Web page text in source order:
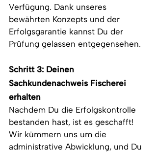
Verfügung. Dank unseres
bewährten Konzepts und der
Erfolgsgarantie kannst Du der
Prüfung gelassen entgegensehen.
Schritt 3: Deinen
Sachkundenachweis Fischerei
erhalten
Nachdem Du die Erfolgskontrolle
bestanden hast, ist es geschafft!
Wir kümmern uns um die
administrative Abwicklung, und Du